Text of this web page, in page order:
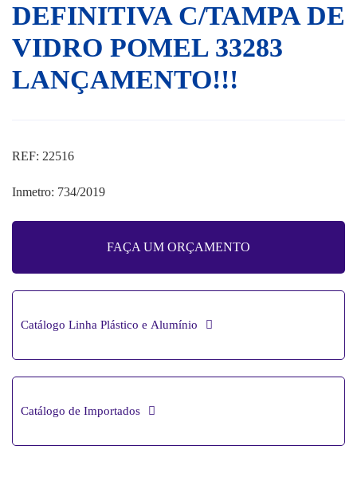
DEFINITIVA C/TAMPA DE
VIDRO POMEL 33283
LANÇAMENTO!!!
REF: 22516
Inmetro: 734/2019
FAÇA UM ORÇAMENTO
Catálogo Linha Plástico e Alumínio
Catálogo de Importados